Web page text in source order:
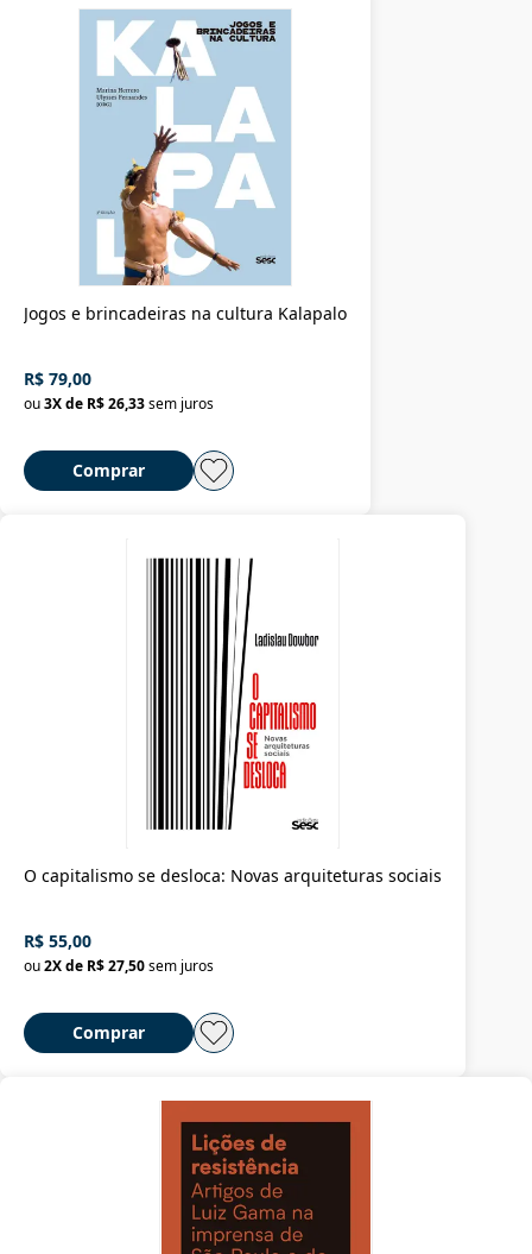
Jogos e brincadeiras na cultura Kalapalo
R$ 79,00
ou3X de R$ 26,33sem juros
Comprar
O capitalismo se desloca: Novas arquiteturas sociais
R$ 55,00
ou2X de R$ 27,50sem juros
Comprar